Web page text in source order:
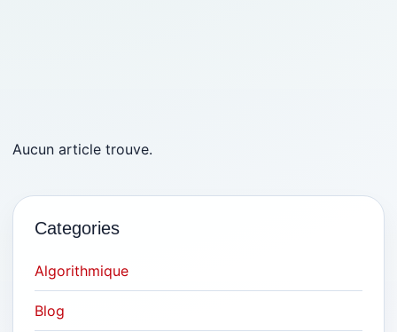
Aucun article trouve.
Categories
Algorithmique
Blog